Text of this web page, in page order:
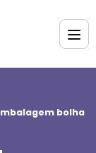
bolha